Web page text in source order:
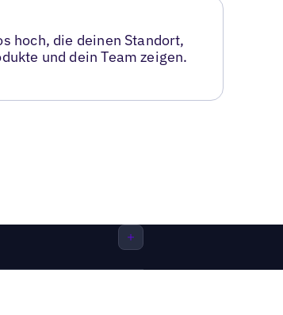
hoch, die deinen Standort,
und dein Team zeigen.